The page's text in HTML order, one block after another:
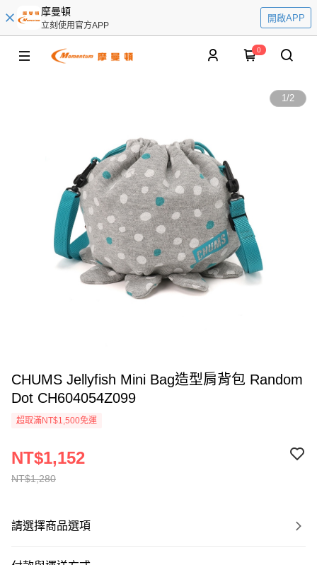
摩曼頓
立刻使用官方APP
開啟APP
0
1/2
CHUMS Jellyfish Mini Bag造型肩背包 Random
Dot CH604054Z099
超取滿NT$1,500免運
NT$1,280
NT$1,152
請選擇商品選項